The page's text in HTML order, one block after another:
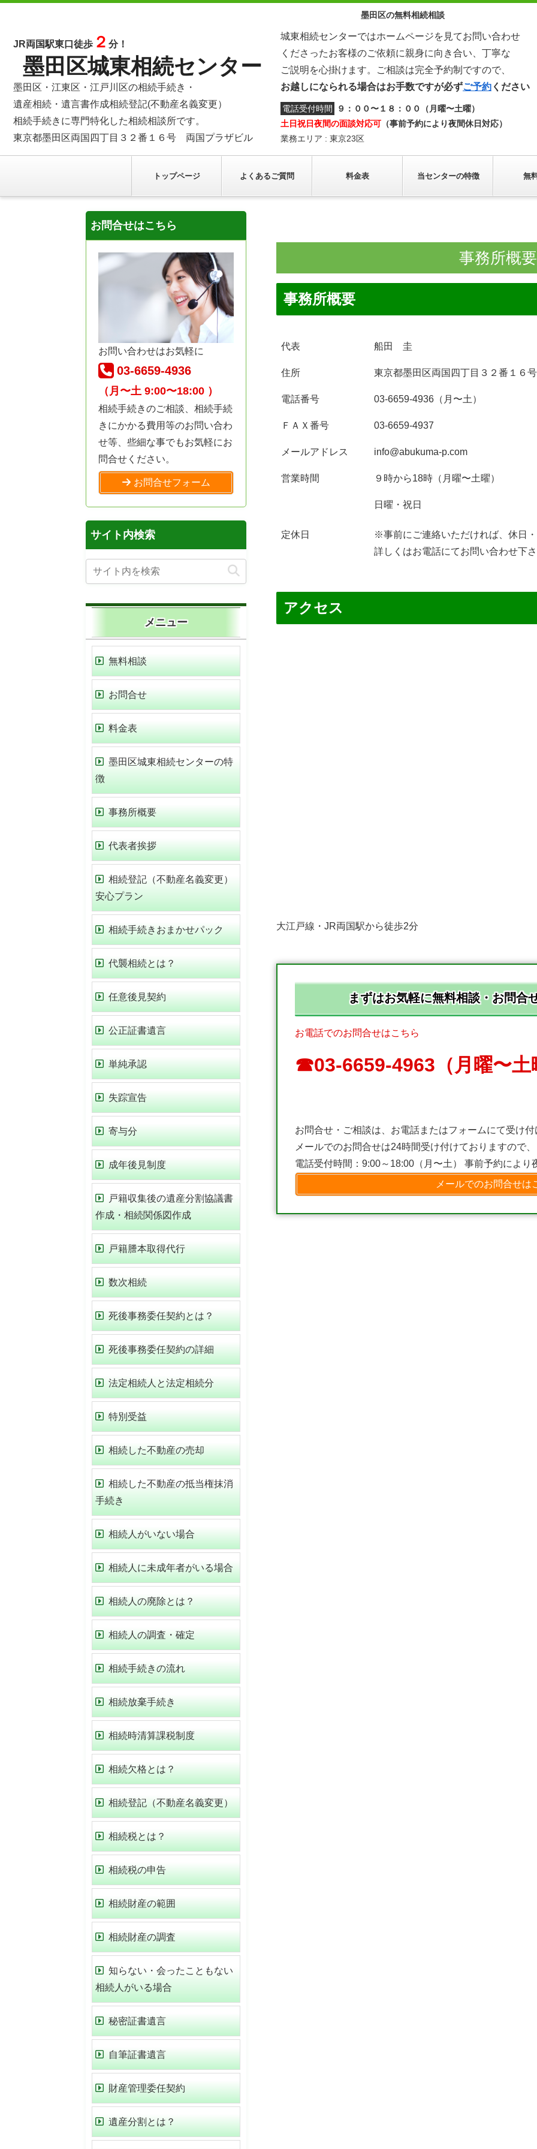
墨田区の無料相続相談
JR両国駅東口徒歩 ２ 分！
墨田区城東相続センター
墨田区・江東区・江戸川区の相続手続き・
遺産相続・遺言書作成相続登記(不動産名義変更）
相続手続きに専門特化した相続相談所です。
東京都墨田区両国四丁目３２番１６号 両国プラザビル
城東相続センターではホームページを見てお問い合わせ
くださったお客様のご依頼に親身に向き合い、丁寧な
ご説明を心掛けます。ご相談は完全予約制ですので、
お越しになられる場合はお手数ですが必ずご予約 ください
電話受付時間
９：００〜１８：００（月曜〜土曜）
土日祝日夜間の面談対応可 （事前予約により夜間休日対応）
業務エリア : 東京23区
トップページ よくあるご質問 料金表 当センターの特徴 無
事務所概要
事務所概要
代表 船田 圭
住所 東京都墨田区両国四丁目３２番１６
電話番号 03-6659-4936（月〜土）
ＦＡＸ番号 03-6659-4937
メールアドレス info@abukuma-p.com
営業時間 ９時から18時（月曜〜土曜）
定休日
日曜・祝日
※事前にご連絡いただければ、休日
詳しくはお電話にてお問い合わせ下
アクセス
大江戸線・JR両国駅から徒歩2分
まずはお気軽に無料相談・お問合
お電話でのお問合せはこちら
☎︎03-6659-4963（月曜〜土
お問合せ・ご相談は、お電話またはフォームにて受け
メールでのお問合せは24時間受け付けておりますので
電話受付時間：9:00～18:00（月〜土） 事前予約により
メールでのお問合せは
お問合せはこちら
お問い合わせはお気軽に
03-6659-4936
（月〜土 9:00〜18:00 ）
相続手続きのご相談、相続手続
きにかかる費用等のお問い合わ
せ等、些細な事でもお気軽にお
問合せください。
お問合せフォーム
サイト内検索
メニュー
無料相談
お問合せ
料金表
墨田区城東相続センターの特
徴
事務所概要
代表者挨拶
相続登記（不動産名義変更）
安心プラン
相続手続きおまかせパック
代襲相続とは？
任意後見契約
公正証書遺言
単純承認
失踪宣告
寄与分
成年後見制度
戸籍収集後の遺産分割協議書
作成・相続関係図作成
戸籍謄本取得代行
数次相続
死後事務委任契約とは？
死後事務委任契約の詳細
法定相続人と法定相続分
特別受益
相続した不動産の売却
相続した不動産の抵当権抹消
手続き
相続人がいない場合
相続人に未成年者がいる場合
相続人の廃除とは？
相続人の調査・確定
相続手続きの流れ
相続放棄手続き
相続時清算課税制度
相続欠格とは？
相続登記（不動産名義変更）
相続税とは？
相続税の申告
相続財産の範囲
相続財産の調査
知らない・会ったこともない
相続人がいる場合
秘密証書遺言
自筆証書遺言
財産管理委任契約
遺産分割とは？